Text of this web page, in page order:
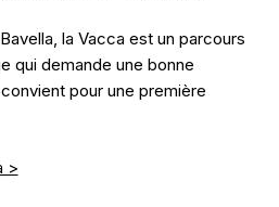
la Vacca est un parcours
qui demande une bonne
pour une première
>